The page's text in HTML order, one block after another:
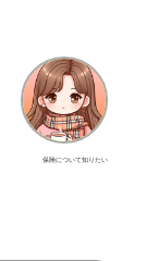
保険について知りたい